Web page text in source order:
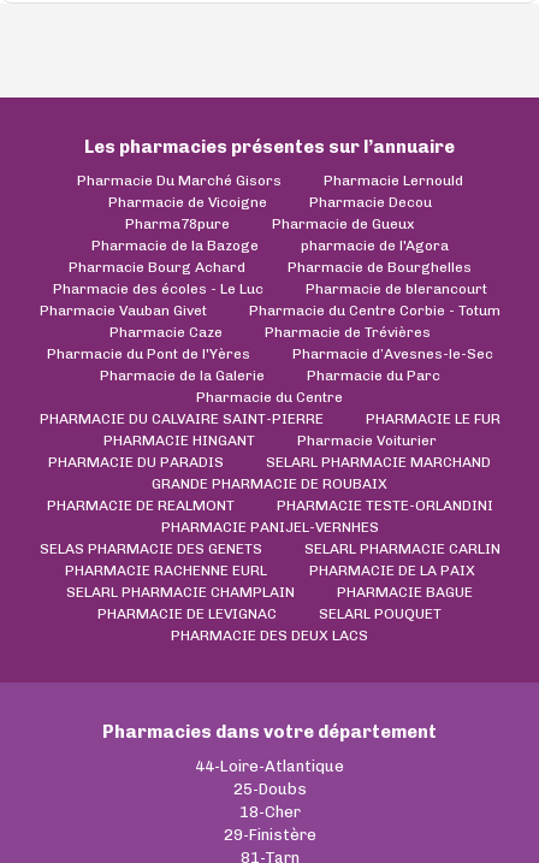
Les pharmacies présentes sur l’annuaire
Pharmacie Du Marché Gisors
Pharmacie Lernould
Pharmacie de Vicoigne
Pharmacie Decou
Pharma78pure
Pharmacie de Gueux
Pharmacie de la Bazoge
pharmacie de l'Agora
Pharmacie Bourg Achard
Pharmacie de Bourghelles
Pharmacie des écoles - Le Luc
Pharmacie de blerancourt
Pharmacie Vauban Givet
Pharmacie du Centre Corbie - Totum
Pharmacie Caze
Pharmacie de Trévières
Pharmacie du Pont de l'Yères
Pharmacie d’Avesnes-le-Sec
Pharmacie de la Galerie
Pharmacie du Parc
Pharmacie du Centre
PHARMACIE DU CALVAIRE SAINT-PIERRE
PHARMACIE LE FUR
PHARMACIE HINGANT
Pharmacie Voiturier
PHARMACIE DU PARADIS
SELARL PHARMACIE MARCHAND
GRANDE PHARMACIE DE ROUBAIX
PHARMACIE DE REALMONT
PHARMACIE TESTE-ORLANDINI
PHARMACIE PANIJEL-VERNHES
SELAS PHARMACIE DES GENETS
SELARL PHARMACIE CARLIN
PHARMACIE RACHENNE EURL
PHARMACIE DE LA PAIX
SELARL PHARMACIE CHAMPLAIN
PHARMACIE BAGUE
PHARMACIE DE LEVIGNAC
SELARL POUQUET
PHARMACIE DES DEUX LACS
Pharmacies dans votre département
44-Loire-Atlantique
25-Doubs
18-Cher
29-Finistère
81-Tarn